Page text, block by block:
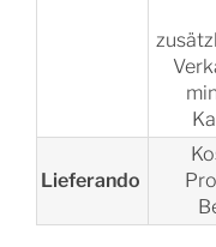
Lieferando